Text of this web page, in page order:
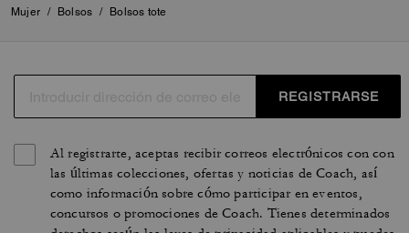
Mujer / Bolsos / Bolsos tote
REGISTRARSE
Al registrarte, aceptas recibir correos electrónicos con con
las últimas colecciones, ofertas y noticias de Coach, así
como información sobre cómo participar en eventos,
concursos o promociones de Coach. Tienes determinados